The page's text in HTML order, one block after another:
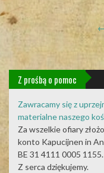
Post
navigation
←
Z prośbą o pomoc
Zawracamy się z
materialne naszego
Za wszelkie ofiary
konto Kapucijnen in
BE 31 4111 0005 1155.
Z serca dziękujemy.